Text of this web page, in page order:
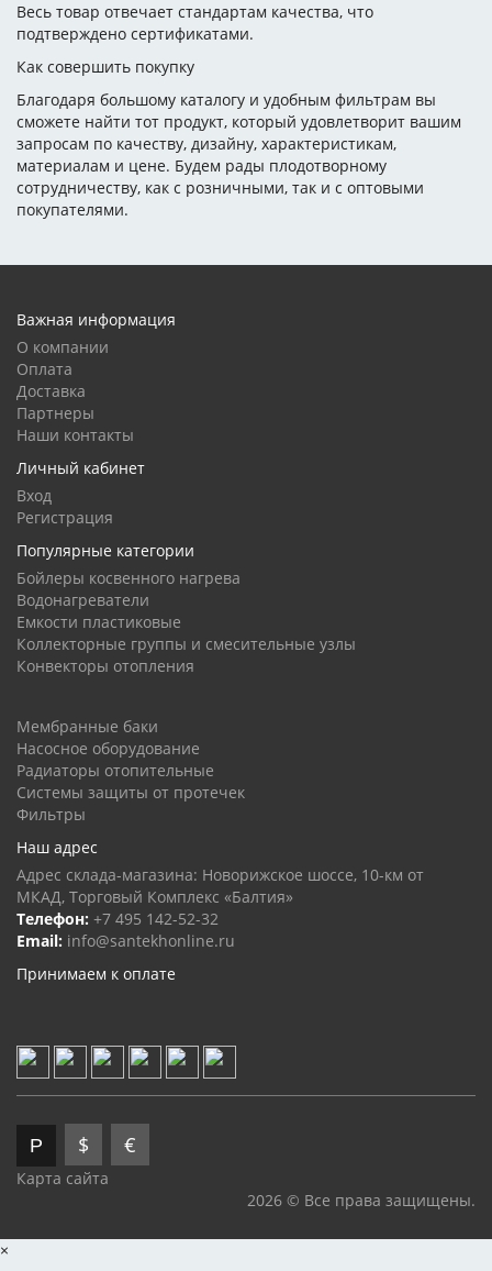
Весь товар отвечает стандартам качества, что
подтверждено сертификатами.
Как совершить покупку
Благодаря большому каталогу и удобным фильтрам вы
сможете найти тот продукт, который удовлетворит вашим
запросам по качеству, дизайну, характеристикам,
материалам и цене. Будем рады плодотворному
сотрудничеству, как с розничными, так и с оптовыми
покупателями.
Важная информация
О компании
Оплата
Доставка
Партнеры
Наши контакты
Личный кабинет
Вход
Регистрация
Популярные категории
Бойлеры косвенного нагрева
Водонагреватели
Емкости пластиковые
Коллекторные группы и смесительные узлы
Конвекторы отопления
Мембранные баки
Насосное оборудование
Радиаторы отопительные
Системы защиты от протечек
Фильтры
Наш адрес
Адрес склада-магазина: Новорижское шоссе, 10-км от
МКАД, Торговый Комплекс «Балтия»
Телефон: +7 495 142-52-32
Email: info@santekhonline.ru
Принимаем к оплате
Р $ €
Карта сайта
2026 © Все права защищены.
×